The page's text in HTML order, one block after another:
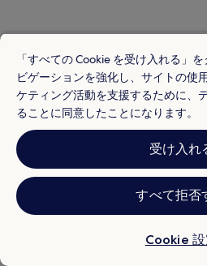
ムゼオ・タッティーレ・スタティー
フォンターナ・デル・カラモ付近の
アンコーナ ライトハウス付近のホテ
ガリバルディ セニガリア スクエア
ガリバルディ セニガリア スクエア
ガリバルディ セニガリア スクエア
ガリバルディ セニガリア スクエア
ガリバルディ セニガリア スクエア近
人気の目的地
日本のホテル
韓国のホテル
「すべての Cookie を受け入れる」
ビゲーションを強化し、サイトの使
ケティング活動を支援するために、
ることに同意したことになります。
受け入れ
すべて拒否
Cookie 設